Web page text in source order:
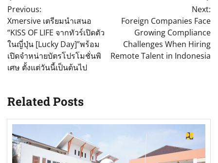
navigation
Previous:
Xmersive เตรียมนำเสนอ
“KISS OF LIFE จากทัวร์เปิดตัว
ในญี่ปุ่น [Lucky Day]”พร้อม
เปิดจำหน่ายบัตรโปรโมชั่นพิ
เศษ ตั้งแต่วันนี้เป็นต้นไป
Next:
Foreign Companies Face
Growing Compliance
Challenges When Hiring
Remote Talent in Indonesia
Related Posts